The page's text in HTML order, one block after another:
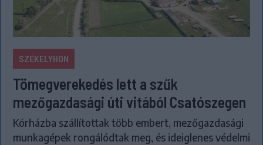
SZÉKELYHON
Tömegverekedés lett a szűk
mezőgazdasági úti vitából Csatószegen
Kórházba szállítottak több embert, mezőgazdasági
munkagépek rongálódtak meg, és ideiglenes védelmi